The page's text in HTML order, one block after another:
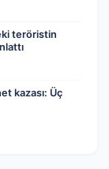
teröristin
kazası: Üç